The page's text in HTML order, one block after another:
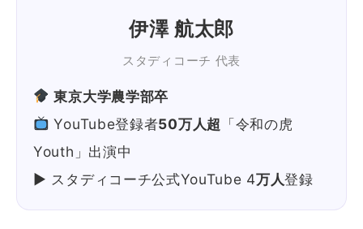
伊澤 航太郎
スタディコーチ 代表
東京大学農学部卒
YouTube登録者50万人超 「令和の虎
Youth」出演中
▶ スタディコーチ公式YouTube 4万人登録